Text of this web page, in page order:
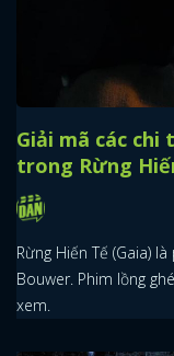
Giải mã các
trong Rừng
Rừng Hiến Tế (Gaia)
Bouwer. Phim lồng
xem.